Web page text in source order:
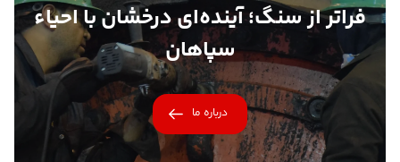
فراتر از سنگ؛ آینده‌ای درخشان با احیاء
سپاهان
درباره ما